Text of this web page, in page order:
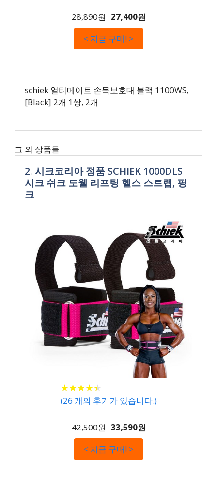
28,890원 27,400원
< 지금 구매! >
schiek 얼티메이트 손목보호대 블랙 1100WS,
[Black] 2개 1쌍, 2개
그 외 상품들
2. 시크코리아 정품 SCHIEK 1000DLS
시크 쉬크 도웰 리프팅 헬스 스트랩, 핑
크
★★★★★
★★★★★
(26 개의 후기가 있습니다.)
42,500원 33,590원
< 지금 구매! >